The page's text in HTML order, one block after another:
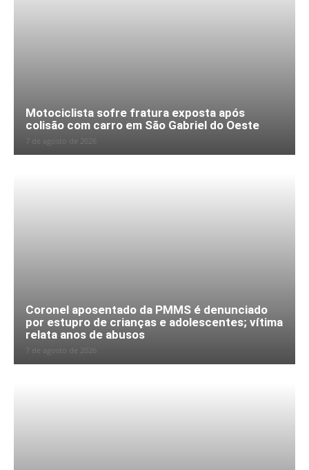
Motociclista sofre fratura exposta após
colisão com carro em São Gabriel do Oeste
7 de agosto de 2026
Coronel aposentado da PMMS é denunciado
por estupro de crianças e adolescentes; vítima
relata anos de abusos
7 de agosto de 2026